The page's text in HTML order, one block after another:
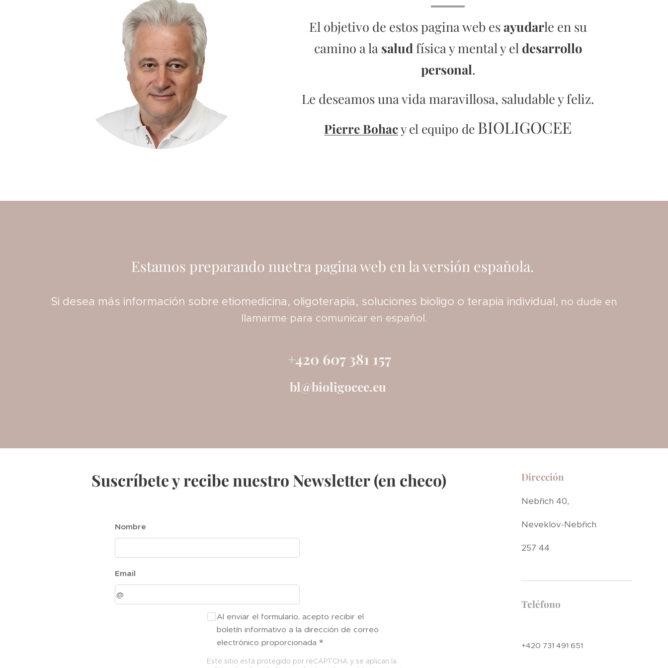
El objetivo de estos pagina web esayudarle en su
camino a la salud física y mental y el desarrollo
personal.
Le deseamos una vida maravillosa, saludable y feliz.
Pierre Bohacy el equipo de BIOLIGOCEE
Estamos preparando nuetra pagina web en la versión espaňola.
Si desea más información sobre etiomedicina, oligoterapia, soluciones bioligo o terapia individual, no dude en
llamarme para comunicar en espaňol.
+420 607 381 157
bl@bioligocee.eu
Suscríbete y recibe nuestro Newsletter(en checo)
Nombre
Email
Al enviar el formulario, acepto recibir el
boletín informativo a la dirección de correo
electrónico proporcionada
Este sitio está protegido por reCAPTCHA y se aplican la
Dirección
Nebřich 40,
Neveklov-Nebřich
257 44
Teléfono
+420 731 491 651